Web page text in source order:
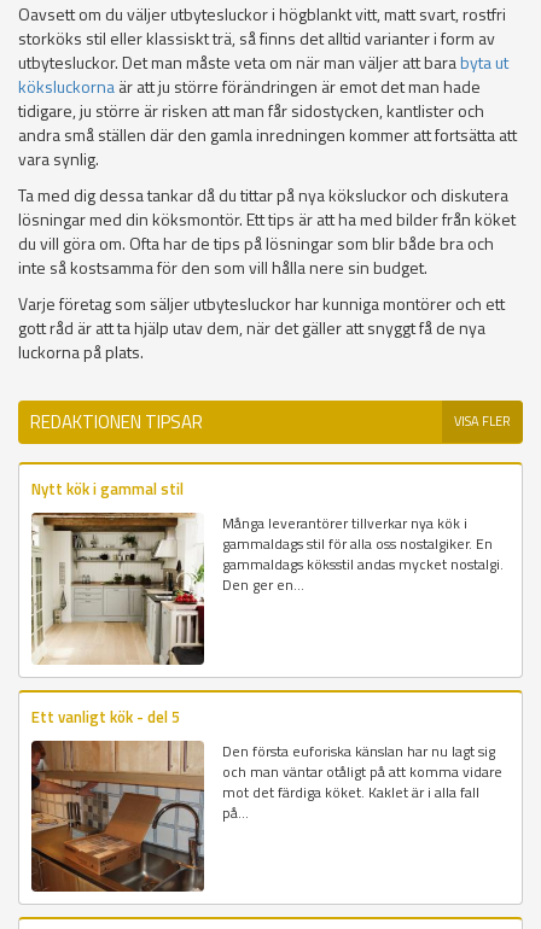
Oavsett om du väljer utbytesluckor i högblankt vitt, matt svart, rostfri
storköks stil eller klassiskt trä, så finns det alltid varianter i form av
utbytesluckor. Det man måste veta om när man väljer att barabyta ut
köksluckornaär att ju större förändringen är emot det man hade
tidigare, ju större är risken att man får sidostycken, kantlister och
andra små ställen där den gamla inredningen kommer att fortsätta att
vara synlig.
Ta med dig dessa tankar då du tittar på nya köksluckor och diskutera
lösningar med din köksmontör. Ett tips är att ha med bilder från köket
du vill göra om. Ofta har de tips på lösningar som blir både bra och
inte så kostsamma för den som vill hålla nere sin budget.
Varje företag som säljer utbytesluckor har kunniga montörer och ett
gott råd är att ta hjälp utav dem, när det gäller att snyggt få de nya
luckorna på plats.
REDAKTIONEN TIPSAR VISA FLER
Nytt kök i gammal stil
Många leverantörer tillverkar nya kök i
gammaldags stil för alla oss nostalgiker. En
gammaldags köksstil andas mycket nostalgi.
Den ger en...
Ett vanligt kök - del 5
Den första euforiska känslan har nu lagt sig
och man väntar otåligt på att komma vidare
mot det färdiga köket. Kaklet är i alla fall
på...